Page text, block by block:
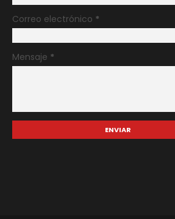
Correo electrónico *
Mensaje *